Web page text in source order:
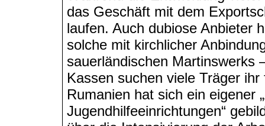
das Geschäft mit dem
laufen. Auch dubiose Anbieter
solche mit kirchlicher
sauerländischen Martinswerks
Kassen suchen viele Träger
Rumanien hat sich ein eigener
Jugendhilfeeinrichtungen“